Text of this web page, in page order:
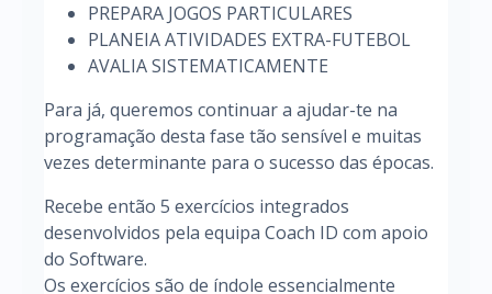
PREPARA JOGOS PARTICULARES
PLANEIA ATIVIDADES EXTRA-FUTEBOL
AVALIA SISTEMATICAMENTE
Para já, queremos continuar a ajudar-te na
programação desta fase tão sensível e muitas
vezes determinante para o sucesso das épocas.
Recebe então 5 exercícios integrados
desenvolvidos pela equipa Coach ID com apoio
do Software.
Os exercícios são de índole essencialmente